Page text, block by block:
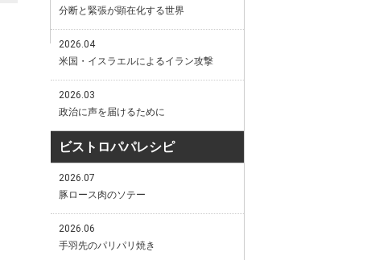
分断と緊張が顕在化する世界
2026.04
米国・イスラエルによるイラン攻撃
2026.03
政治に声を届けるために
ビストロパパレシピ
2026.07
豚ロース肉のソテー
2026.06
手羽先のパリパリ焼き